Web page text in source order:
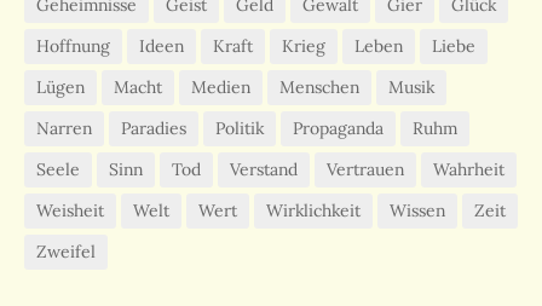
Geheimnisse Geist Geld Gewalt Gier
Glück
Hoffnung
Ideen Kraft Krieg Leben
Liebe
Lügen
Macht Medien Menschen
Musik
Narren
Paradies Politik Propaganda
Ruhm
Seele
Sinn Tod Verstand Vertrauen
Wahrheit
Weisheit
Welt Wert Wirklichkeit Wissen
Zeit
Zweifel